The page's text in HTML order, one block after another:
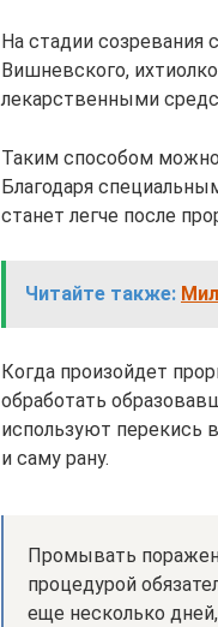
На стадии
Вишневского,
лекарственными
Таким способом можно
Благодаря
станет легче после
Читайте также:
Когда произойдет
обработать
используют перекись
и саму рану.
Промывать
процедурой
еще несколько